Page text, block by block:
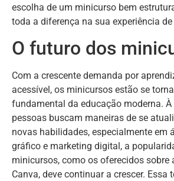
escolha de um minicurso bem
toda a diferença na sua experiência
O futuro dos
Com a crescente demanda por
acessível, os minicursos estão se
fundamental da educação moderna.
pessoas buscam maneiras de se
novas habilidades, especialmente em
gráfico e marketing digital, a
minicursos, como os oferecidos sobre
Canva, deve continuar a crescer. Essa